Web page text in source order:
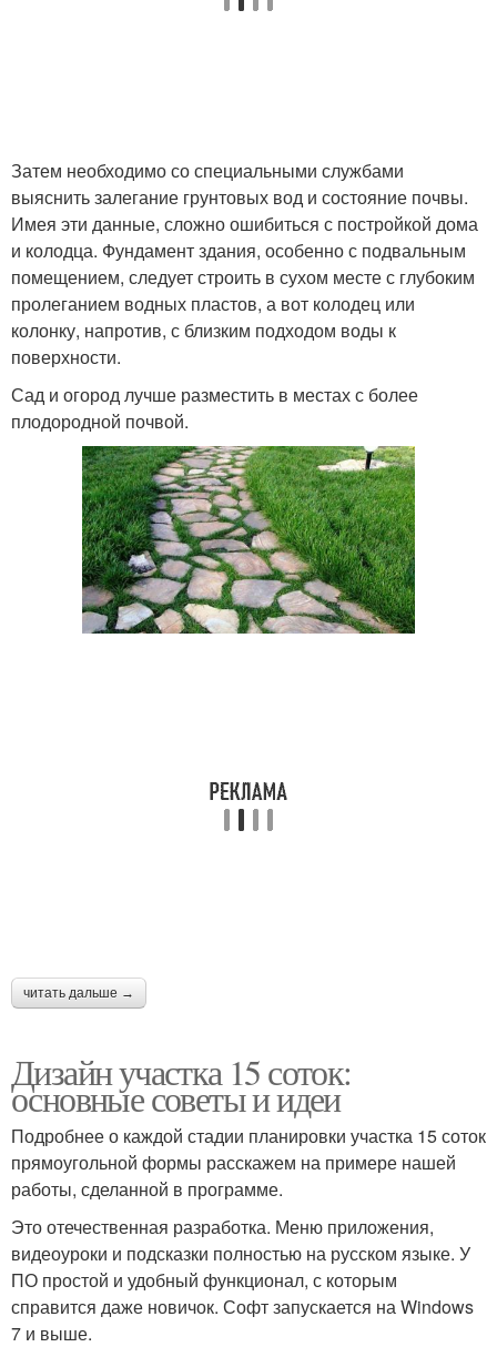
Затем необходимо со специальными службами
выяснить залегание грунтовых вод и состояние почвы.
Имея эти данные, сложно ошибиться с постройкой дома
и колодца. Фундамент здания, особенно с подвальным
помещением, следует строить в сухом месте с глубоким
пролеганием водных пластов, а вот колодец или
колонку, напротив, с близким подходом воды к
поверхности.
Сад и огород лучше разместить в местах с более
плодородной почвой.
читать дальше →
Дизайн участка 15 соток:
основные советы и идеи
Подробнее о каждой стадии планировки участка 15 соток
прямоугольной формы расскажем на примере нашей
работы, сделанной в программе.
Это отечественная разработка. Меню приложения,
видеоуроки и подсказки полностью на русском языке. У
ПО простой и удобный функционал, с которым
справится даже новичок. Софт запускается на Windows
7 и выше.